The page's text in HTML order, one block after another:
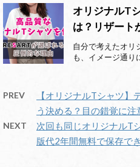
オリジナルT
は？リザート
自分で考えたオリ
も、イメージ通り
PREV
【オリジナルTシャツ
う決める？目の錯覚に注
NEXT
次回も同じオリジナルT
版代2年間無料で保存でき